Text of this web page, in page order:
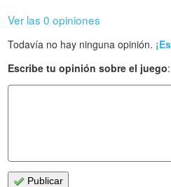
Ver las 0 opiniones
Todavía no hay ninguna opinión.
Escribe tu opinión sobre el juego:
Publicar